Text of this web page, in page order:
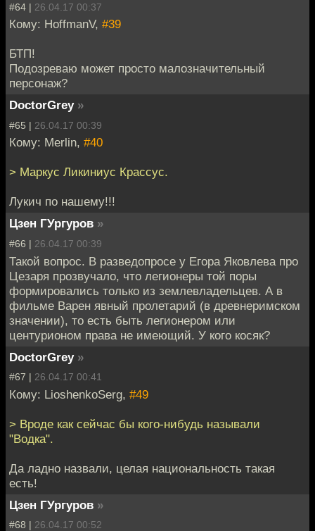
#64 | 26.04.17 00:37
Кому: HoffmanV, #39
БТП!
Подозреваю может просто малозначительный
персонаж?
DoctorGrey »
#65 | 26.04.17 00:39
Кому: Merlin, #40
> Маркус Ликиниус Крассус.
Лукич по нашему!!!
Цзен ГУргуров »
#66 | 26.04.17 00:39
Такой вопрос. В разведопросе у Егора Яковлева про
Цезаря прозвучало, что легионеры той поры
формировались только из землевладельцев. А в
фильме Варен явный пролетарий (в древнеримском
значении), то есть быть легионером или
центурионом права не имеющий. У кого косяк?
DoctorGrey »
#67 | 26.04.17 00:41
Кому: LioshenkoSerg, #49
> Вроде как сейчас бы кого-нибудь называли
"Водка".
Да ладно назвали, целая национальность такая
есть!
Цзен ГУргуров »
#68 | 26.04.17 00:52